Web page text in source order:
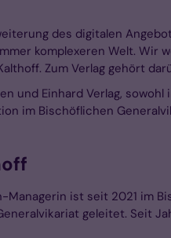
des digitalen
komplexeren Welt. Wir
Zum Verlag gehört
und Einhard Verlag,
im Bischöflichen
ist seit 2021 im
geleitet. Seit